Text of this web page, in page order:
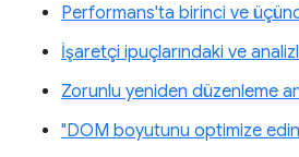
Performans'ta birinci ve
İşaretçi ipuçlarındaki ve
Zorunlu yeniden düzenleme
"DOM boyutunu optimize